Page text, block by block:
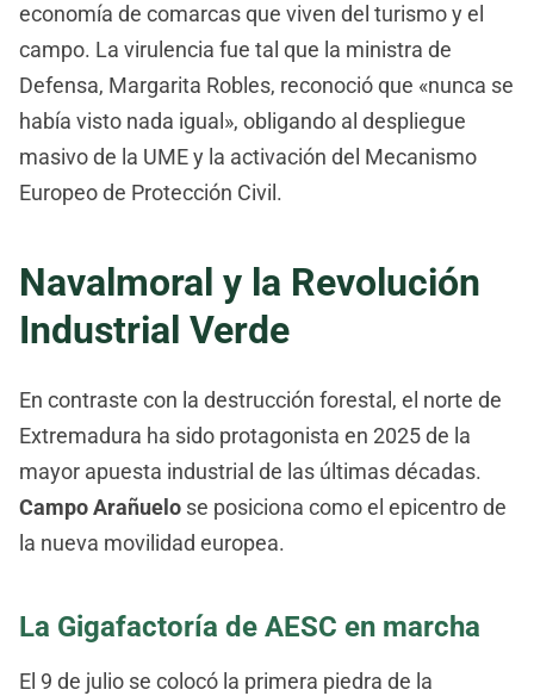
economía de comarcas que viven del turismo y el
campo. La virulencia fue tal que la ministra de
Defensa, Margarita Robles, reconoció que «nunca se
había visto nada igual», obligando al despliegue
masivo de la UME y la activación del Mecanismo
Europeo de Protección Civil.
Navalmoral y la Revolución
Industrial Verde
En contraste con la destrucción forestal, el norte de
Extremadura ha sido protagonista en 2025 de la
mayor apuesta industrial de las últimas décadas.
Campo Arañuelo se posiciona como el epicentro de
la nueva movilidad europea.
La Gigafactoría de AESC en marcha
El 9 de julio se colocó la primera piedra de la